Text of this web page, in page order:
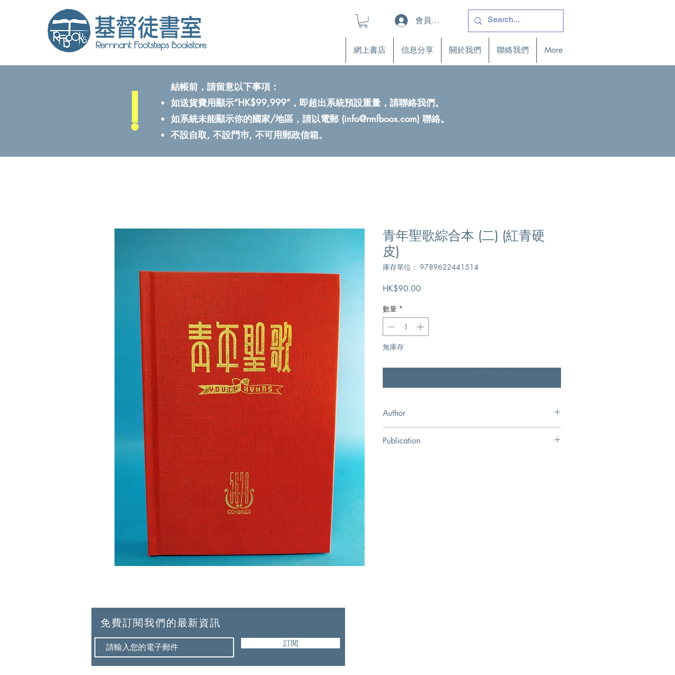
會員登入
網上書店 信息分享 關於我們 聯絡我們 More
!
結帳前，請留意以下事項：
如送貨費用顯示“HK$99,999”，即超出系統預設重量，請聯絡我們。
如系統未能顯示你的國家/地區，請以電郵 (info@rmfboos.com) 聯絡。
不設自取, 不設門巿, 不可用郵政信箱。
青年聖歌綜合本 (二) (紅青硬
皮)
庫存單位： 9789622441514
HK$90.00價
數量 *
無庫存
Author
Publication
免費訂閱我們的最新資訊
訂閱